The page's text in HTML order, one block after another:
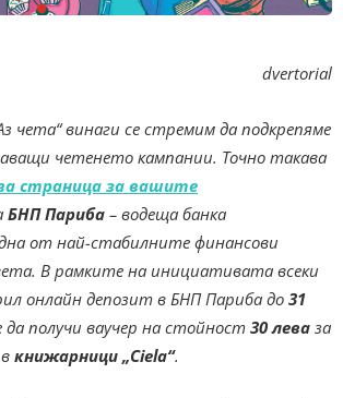
dvertorial
чета“ винаги се стремим да подкрепяме
четенето кампании. Точно такава
страница за вашите
БНП Париба – водеща банка
от най-стабилните финансови
В рамките на инициативата всеки
онлайн депозит в БНП Париба до 31
получи ваучер на стойност 30 лева за
книжарници „Ciela“.